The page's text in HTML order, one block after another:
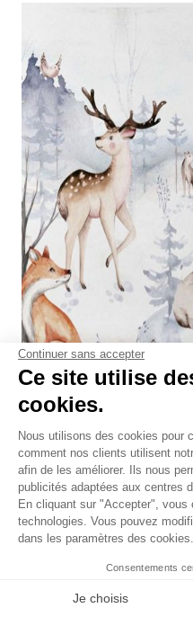
Continuer sans accepter
Ce site utilise
cookies.
Nous utilisons des cookies pour
comment nos clients utilisent
afin de les améliorer. Ils nous
publicités adaptées aux centres
En cliquant sur "Accepter",
technologies. Vous pouvez
dans les paramètres des cookies.
Consentements
Je choisis